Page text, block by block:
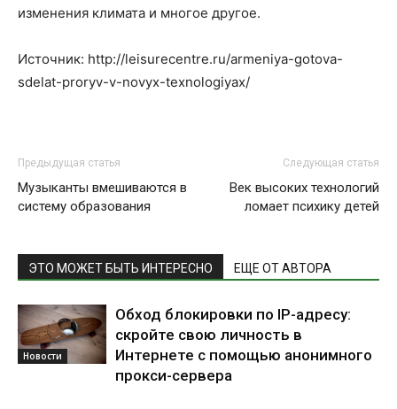
изменения климата и многое другое.
Источник: http://leisurecentre.ru/armeniya-gotova-
sdelat-proryv-v-novyx-texnologiyax/
Предыдущая статья
Музыканты вмешиваются в
систему образования
Следующая статья
Век высоких технологий
ломает психику детей
ЭТО МОЖЕТ БЫТЬ ИНТЕРЕСНО ЕЩЕ ОТ АВТОРА
Новости
Обход блокировки по IP-адресу:
скройте свою личность в
Интернете с помощью анонимного
прокси-сервера